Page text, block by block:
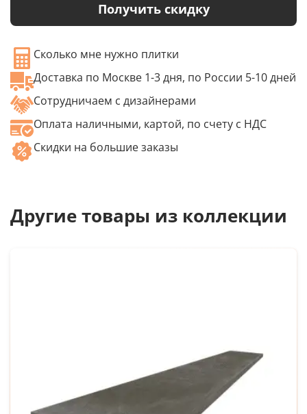
Получить скидку
Сколько мне нужно плитки
Доставка по Москве 1-3 дня, по России 5-10 дней
Сотрудничаем с дизайнерами
Оплата наличными, картой, по счету с НДС
Скидки на большие заказы
Другие товары из коллекции